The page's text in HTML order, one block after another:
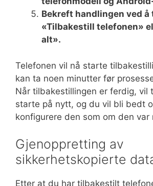
Bekreft handlingen ved å
«Tilbakestill telefonen»
alt».
Telefonen vil nå starte
kan ta noen minutter før
Når tilbakestillingen er ferdig, vil
starte på nytt, og du vil bli bedt
konfigurere den som om den var
Gjenoppretting av
sikkerhetskopierte
Etter at du har tilbakestilt